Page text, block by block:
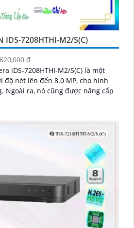
IDS-7208HTHI-M2/S(C)
₫
iDS-7208HTHI-M2/S(C) là một
độ nét lên đến 8.0 MP, cho hình